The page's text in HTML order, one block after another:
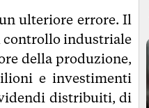
ulteriore errore. Il
controllo industriale
della produzione,
e investimenti
distribuiti, di